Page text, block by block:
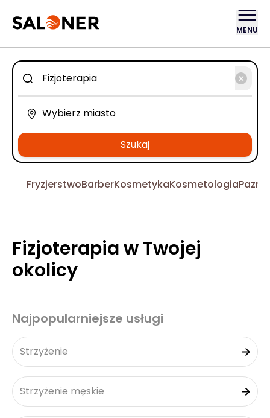
MENU
Szukaj
FryzjerstwoBarberKosmetykaKosmetologia
Fizjoterapia w Twojej
okolicy
Najpopularniejsze usługi
Strzyżenie
Strzyżenie męskie